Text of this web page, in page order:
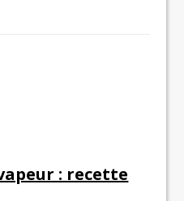
: recette